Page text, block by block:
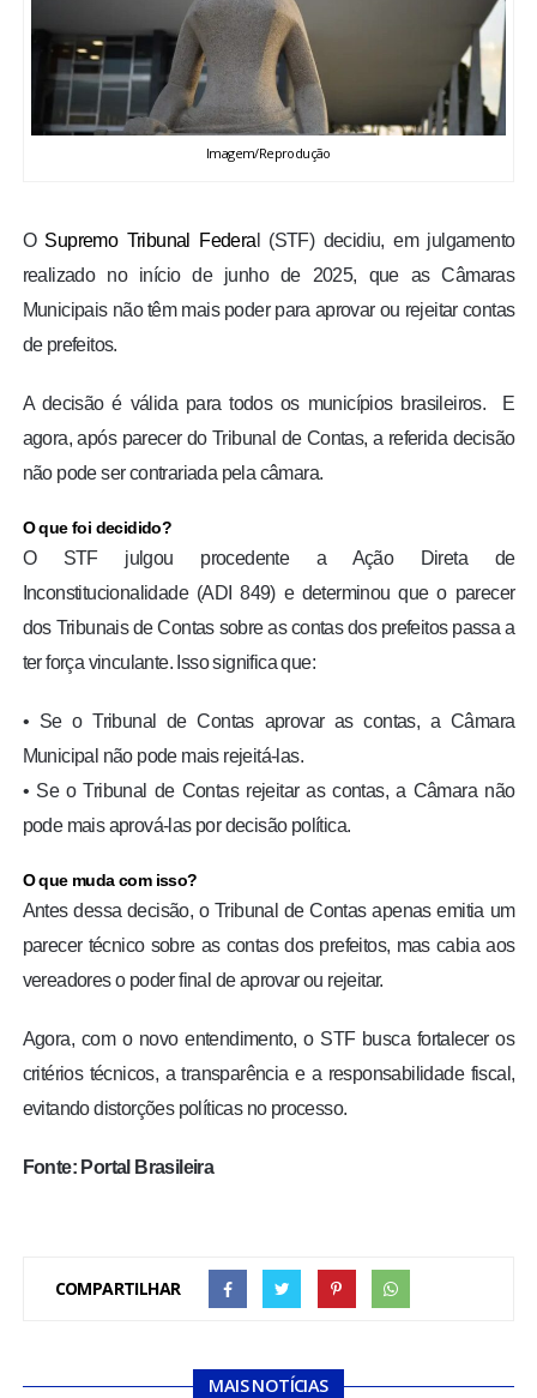
ENQUETE
TV LPB
COLUNISTAS
Imagem/Reprodução
O Supremo Tribunal Federa l (STF) decidiu, em julgamento
realizado no início de junho de 2025, que as Câmaras
Municipais não têm mais poder para aprovar ou rejeitar contas
de prefeitos.
A decisão é válida para todos os municípios brasileiros. E
agora, após parecer do Tribunal de Contas, a referida decisão
não pode ser contrariada pela câmara.
O que foi decidido?
O STF julgou procedente a Ação Direta de
Inconstitucionalidade (ADI 849) e determinou que o parecer
dos Tribunais de Contas sobre as contas dos prefeitos passa a
ter força vinculante. Isso significa que:
• Se o Tribunal de Contas aprovar as contas, a Câmara
Municipal não pode mais rejeitá-las.
• Se o Tribunal de Contas rejeitar as contas, a Câmara não
pode mais aprová-las por decisão política.
O que muda com isso?
Antes dessa decisão, o Tribunal de Contas apenas emitia um
parecer técnico sobre as contas dos prefeitos, mas cabia aos
vereadores o poder final de aprovar ou rejeitar.
Agora, com o novo entendimento, o STF busca fortalecer os
critérios técnicos, a transparência e a responsabilidade fiscal,
evitando distorções políticas no processo.
Fonte: Portal Brasileira
COMPARTILHAR
MAIS NOTÍCIAS